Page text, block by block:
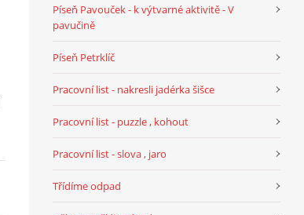
Píseň Pavouček - k výtvarné aktivitě - V
pavučině
Píseň Petrklíč
Pracovní list - nakresli jadérka šišce
Pracovní list - puzzle , kohout
Pracovní list - slova , jaro
Třídíme odpad